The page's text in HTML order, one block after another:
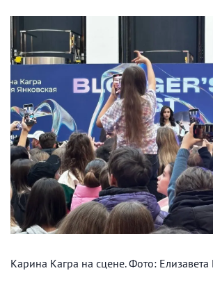
Карина Кагра на сцене. Фото: